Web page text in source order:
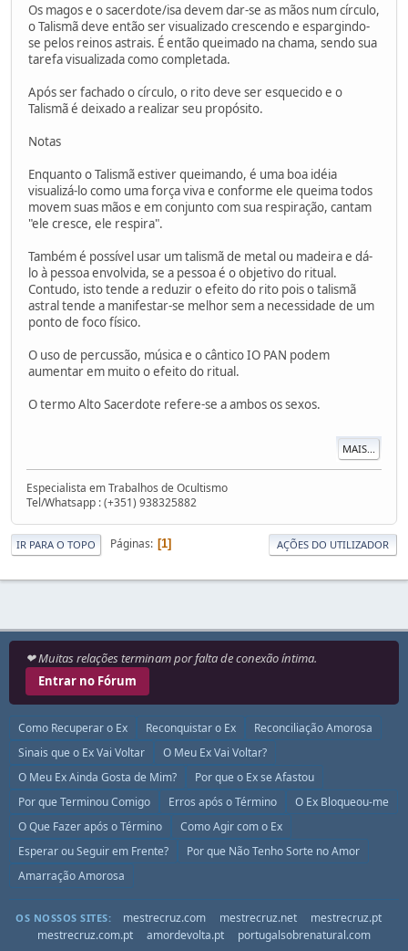
Os magos e o sacerdote/isa devem dar-se as mãos num círculo,
o Talismã deve então ser visualizado crescendo e espargindo-
se pelos reinos astrais. É então queimado na chama, sendo sua
tarefa visualizada como completada.
Após ser fachado o círculo, o rito deve ser esquecido e o
Talismã é deixado a realizar seu propósito.
Notas
Enquanto o Talismã estiver queimando, é uma boa idéia
visualizá-lo como uma força viva e conforme ele queima todos
movem suas mãos e em conjunto com sua respiração, cantam
"ele cresce, ele respira".
Também é possível usar um talismã de metal ou madeira e dá-
lo à pessoa envolvida, se a pessoa é o objetivo do ritual.
Contudo, isto tende a reduzir o efeito do rito pois o talismã
astral tende a manifestar-se melhor sem a necessidade de um
ponto de foco físico.
O uso de percussão, música e o cântico IO PAN podem
aumentar em muito o efeito do ritual.
O termo Alto Sacerdote refere-se a ambos os sexos.
MAIS...
Especialista em Trabalhos de Ocultismo
Tel/Whatsapp : (+351) 938325882
IR PARA O TOPO Páginas 1 AÇÕES DO UTILIZADOR
❤ Muitas relações terminam por falta de conexão íntima.
Entrar no Fórum
Como Recuperar o Ex Reconquistar o Ex
Reconciliação Amorosa
Sinais que o Ex Vai Voltar
O Meu Ex Vai Voltar?
O Meu Ex Ainda Gosta de Mim?
Por que o Ex se Afastou
Por que Terminou Comigo
Erros após o Término
O Ex Bloqueou-me
O Que Fazer após o Término
Como Agir com o Ex
Esperar ou Seguir em Frente?
Por que Não Tenho Sorte no Amor
Amarração Amorosa
OS NOSSOS SITES: mestrecruz.com mestrecruz.net
mestrecruz.pt
mestrecruz.com.pt
amordevolta.pt portugalsobrenatural.com